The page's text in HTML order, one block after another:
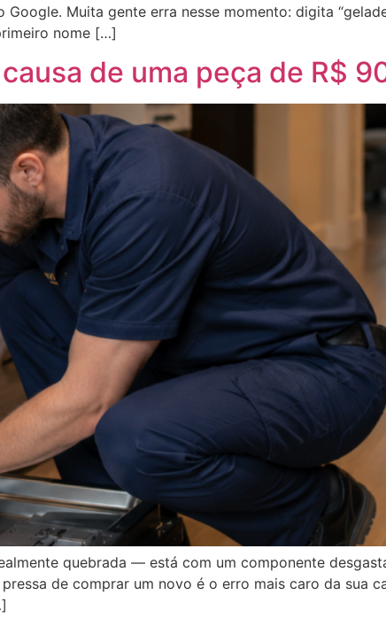
Muita gente erra nesse momento: digita
nome […]
de uma peça de R$
quebrada — está com um componente
de comprar um novo é o erro mais caro da sua